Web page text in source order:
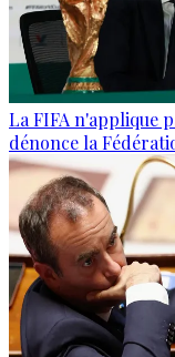
La FIFA n'applique
dénonce la